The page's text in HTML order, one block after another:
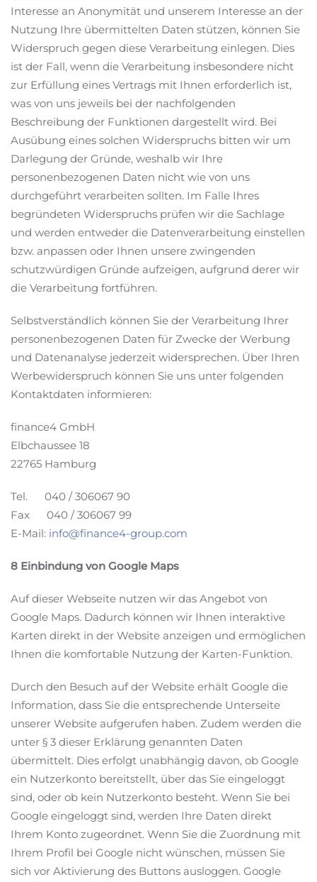
Interesse an Anonymität und unserem Interesse an der
Nutzung Ihre übermittelten Daten stützen, können Sie
Widerspruch gegen diese Verarbeitung einlegen. Dies
ist der Fall, wenn die Verarbeitung insbesondere nicht
zur Erfüllung eines Vertrags mit Ihnen erforderlich ist,
was von uns jeweils bei der nachfolgenden
Beschreibung der Funktionen dargestellt wird. Bei
Ausübung eines solchen Widerspruchs bitten wir um
Darlegung der Gründe, weshalb wir Ihre
personenbezogenen Daten nicht wie von uns
durchgeführt verarbeiten sollten. Im Falle Ihres
begründeten Widerspruchs prüfen wir die Sachlage
und werden entweder die Datenverarbeitung einstellen
bzw. anpassen oder Ihnen unsere zwingenden
schutzwürdigen Gründe aufzeigen, aufgrund derer wir
die Verarbeitung fortführen.
Selbstverständlich können Sie der Verarbeitung Ihrer
personenbezogenen Daten für Zwecke der Werbung
und Datenanalyse jederzeit widersprechen. Über Ihren
Werbewiderspruch können Sie uns unter folgenden
Kontaktdaten informieren:
finance4 GmbH
Elbchaussee 18
22765 Hamburg
Tel. 040 / 306067 90
Fax 040 / 306067 99
E-Mail: info@finance4-group.com
8 Einbindung von Google Maps
Auf dieser Webseite nutzen wir das Angebot von
Google Maps. Dadurch können wir Ihnen interaktive
Karten direkt in der Website anzeigen und ermöglichen
Ihnen die komfortable Nutzung der Karten-Funktion.
Durch den Besuch auf der Website erhält Google die
Information, dass Sie die entsprechende Unterseite
unserer Website aufgerufen haben. Zudem werden die
unter § 3 dieser Erklärung genannten Daten
übermittelt. Dies erfolgt unabhängig davon, ob Google
ein Nutzerkonto bereitstellt, über das Sie eingeloggt
sind, oder ob kein Nutzerkonto besteht. Wenn Sie bei
Google eingeloggt sind, werden Ihre Daten direkt
Ihrem Konto zugeordnet. Wenn Sie die Zuordnung mit
Ihrem Profil bei Google nicht wünschen, müssen Sie
sich vor Aktivierung des Buttons ausloggen. Google